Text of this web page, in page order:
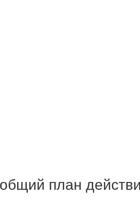
план